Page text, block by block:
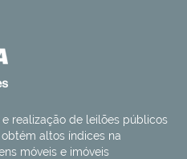
realização de leilões públicos
altos índices na
móveis e imóveis